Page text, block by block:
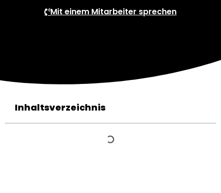
Mit einem Mitarbeiter sprechen
Inhaltsverzeichnis